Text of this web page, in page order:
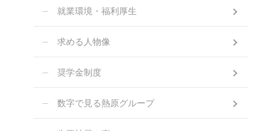
就業環境・福利厚生
求める人物像
奨学金制度
数字で見る熱原グループ